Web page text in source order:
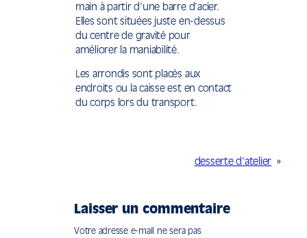
main à partir d’une barre d’acier.
Elles sont situées juste en-dessus
du centre de gravité pour
améliorer la maniabilité.
Les arrondis sont placés aux
endroits ou la caisse est en contact
du corps lors du transport.
desserte d’atelier »
Laisser un commentaire
Votre adresse e-mail ne sera pas